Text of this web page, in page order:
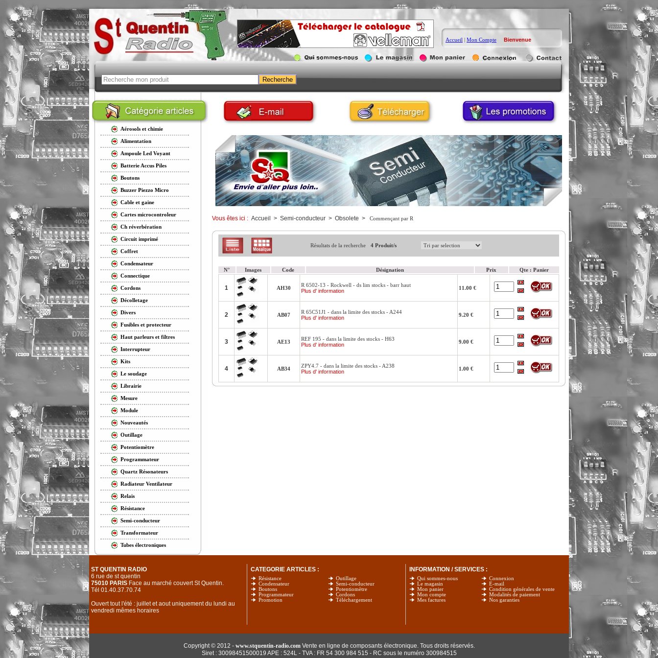
Accueil | Mon Compte Bienvenue
Aérosols et chimie
Alimentation
Ampoule Led Voyant
Batterie Accus Piles
Boutons
Buzzer Piezzo Micro
Cable et gaine
Cartes microcontroleur
Ch réverbération
Circuit imprimé
Coffret
Condensateur
Connectique
Cordons
Décolletage
Divers
Fusibles et protecteur
Haut parleurs et filtres
Interrupteur
Kits
Le soudage
Librairie
Mesure
Module
Nouveautés
Outillage
Potentiomètre
Programmateur
Quartz Résonateurs
Radiateur Ventilateur
Relais
Résistance
Semi-conducteur
Transformateur
Tubes électroniques
Vous êtes ici : Accueil > Semi-conducteur> Obsolete > Commençant par R
Résultats de la recherche 4 Produit/s
N° Images Code Désignation Prix Qte : Panier
1 AH30
R 6502-13 - Rockwell - ds lim stocks - barr haut
Plus d' information
11.00 €
2 AB07
R 65C51J1 - dans la limite des stocks - A244
Plus d' information
9.20 €
3 AE13
REF 195 - dans la limite des stocks - H63
Plus d' information
9.00 €
4 AB34
ZPY4.7 - dans la limite des stocks - A238
Plus d' information
1.00 €
ST QUENTIN RADIO
6 rue de st quentin
75010 PARIS Face au marché couvert St Quentin.
Tél 01.40.37.70.74
Ouvert tout l'été : juillet et aout uniquement du lundi au
vendredi mêmes horaires
CATEGORIE ARTICLES :
Résistance
Condensateur
Boutons
Programmateur
Promotion
Outillage
Semi-conducteur
Potentiomètre
Cordons
Téléchargement
INFORMATION / SERVICES :
Qui sommes-nous
Le magasin
Mon panier
Mon compte
Mes factures
Connexion
E-mail
Condition générales de vente
Modalités de paiement
Nos garanties
Copyright © 2012 - www.stquentin-radio.comVente en ligne de composants électronique. Tous droits réservés.
Siret : 30098451500019 APE : 524L - TVA : FR 54 300 984 515 - RC sous le numéro 300984515